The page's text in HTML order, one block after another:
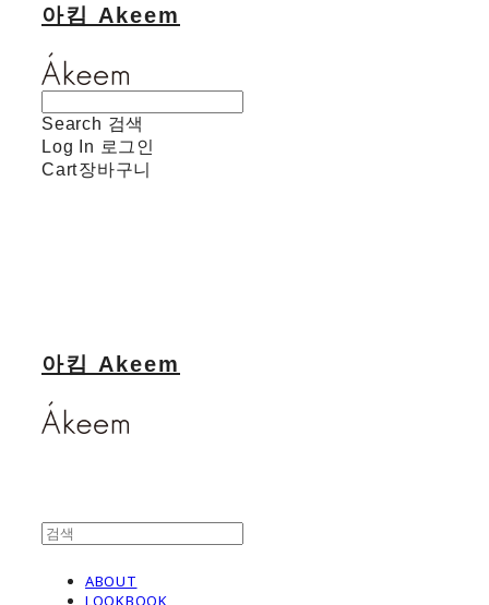
아킴 Akeem
Search 검색
Log In 로그인
Cart장바구니
아킴 Akeem
ABOUT
LOOKBOOK